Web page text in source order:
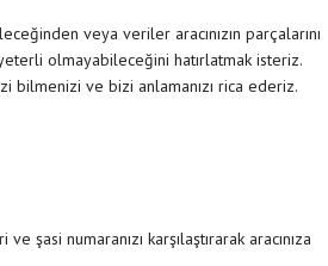
veya veriler aracınızın parçalarını
olmayabileceğini hatırlatmak isteriz.
bilmenizi ve bizi anlamanızı rica ederiz.
şasi numaranızı karşılaştırarak aracınıza